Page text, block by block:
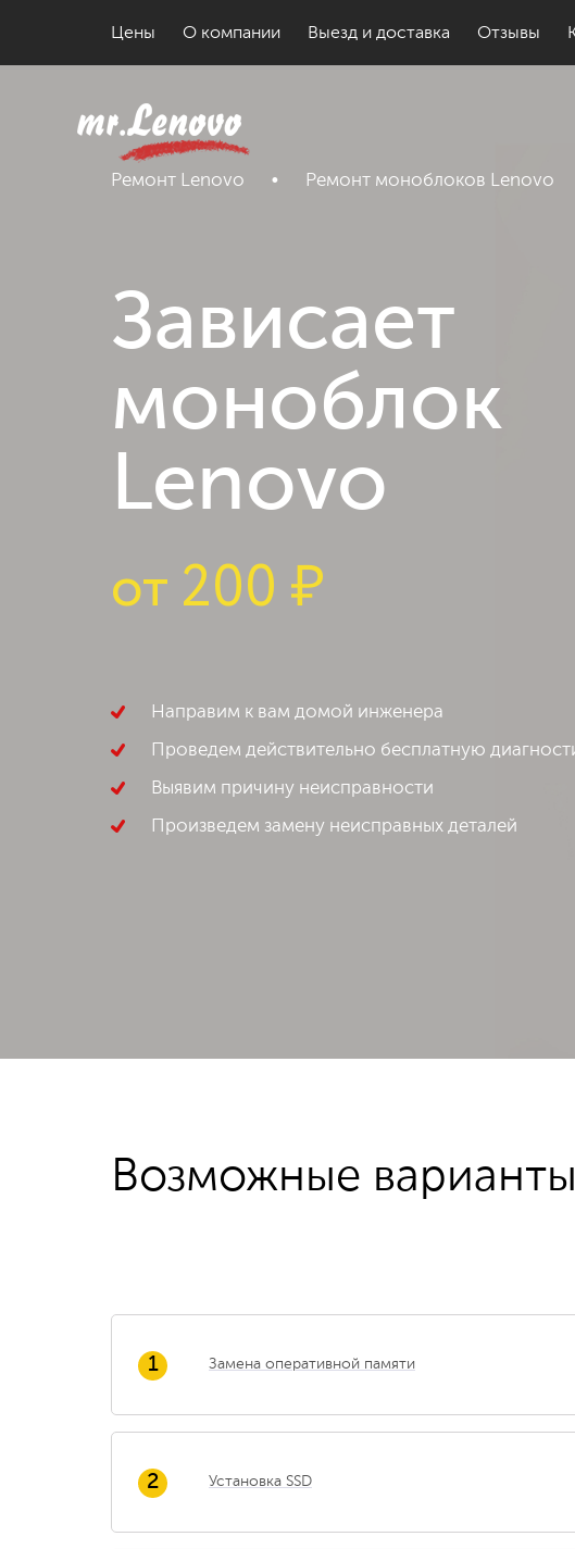
Цены О компании Выезд и доставка Отзывы
Ремонт Lenovo • Ремонт моноблоков Lenovo
Зависает
моноблок
Lenovo
от200 ₽
Направим к вам домой инженера
Проведем действительно бесплатную
Выявим причину неисправности
Произведем замену неисправных деталей
Возможные
1 Замена оперативной памяти
2 Установка SSD